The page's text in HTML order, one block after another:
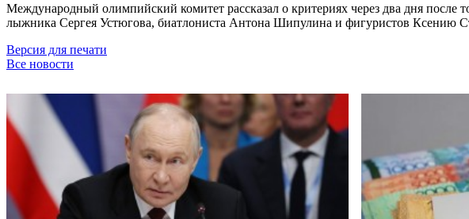
Международный олимпийский комитет рассказал о критериях через два дня
лыжника Сергея Устюгова, биатлониста Антона Шипулина и фигуристов Ксению
Версия для печати
Все новости